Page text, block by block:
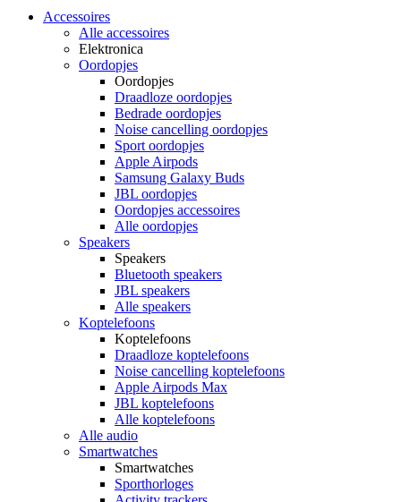
Accessoires
Alle accessoires
Elektronica
Oordopjes
Oordopjes
Draadloze oordopjes
Bedrade oordopjes
Noise cancelling oordopjes
Sport oordopjes
Apple Airpods
Samsung Galaxy Buds
JBL oordopjes
Oordopjes accessoires
Alle oordopjes
Speakers
Speakers
Bluetooth speakers
JBL speakers
Alle speakers
Koptelefoons
Koptelefoons
Draadloze koptelefoons
Noise cancelling koptelefoons
Apple Airpods Max
JBL koptelefoons
Alle koptelefoons
Alle audio
Smartwatches
Smartwatches
Sporthorloges